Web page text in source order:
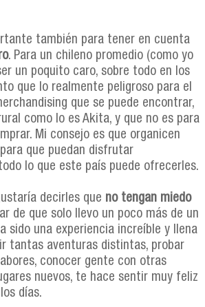
también para tener en cuenta
. Para un chileno promedio (como yo
un poquito caro, sobre todo en los
que lo realmente peligroso para el
que se puede encontrar,
como lo es Akita, y que no es para
Mi consejo es que organicen
que puedan disfrutar
lo que este país puede ofrecerles.
decirles que no tengan miedo
de que solo llevo un poco más de un
sido una experiencia increíble y llena
tantas aventuras distintas, probar
conocer gente con otras
nuevos, te hace sentir muy feliz
días.